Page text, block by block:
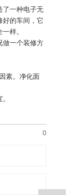
了一种电子无
好的车间，它
样。
做一个装修方
素。净化面
0